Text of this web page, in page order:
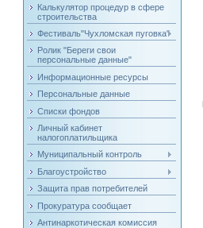
Калькулятор процедур в сфере
строительства
Фестиваль"Чухломская пуговка"
Ролик "Береги свои
персональные данные"
Информационные ресурсы
Персональные данные
Списки фондов
Личный кабинет
налогоплатильщика
Муниципальный контроль
Благоустройство
Защита прав потребителей
Прокуратура сообщает
Антинаркотическая комиссия